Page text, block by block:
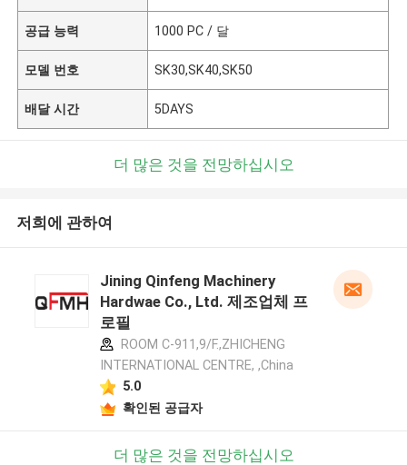
공급 능력 1000 PC / 달
모델 번호 SK30,SK40,SK50
배달 시간 5DAYS
더 많은 것을 전망하십시오
저희에 관하여
Jining Qinfeng Machinery
Hardwae Co., Ltd. 제조업체 프
로필
ROOM C-911,9/F.,ZHICHENG
INTERNATIONAL CENTRE, ,China
5.0
확인된 공급자
더 많은 것을 전망하십시오